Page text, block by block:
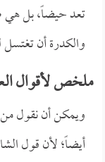
تعد حيضاً، بل هي
والكدرة أن
ملخص لأقوال
ويمكن أن نقول
أيضاً؛ لأن قول